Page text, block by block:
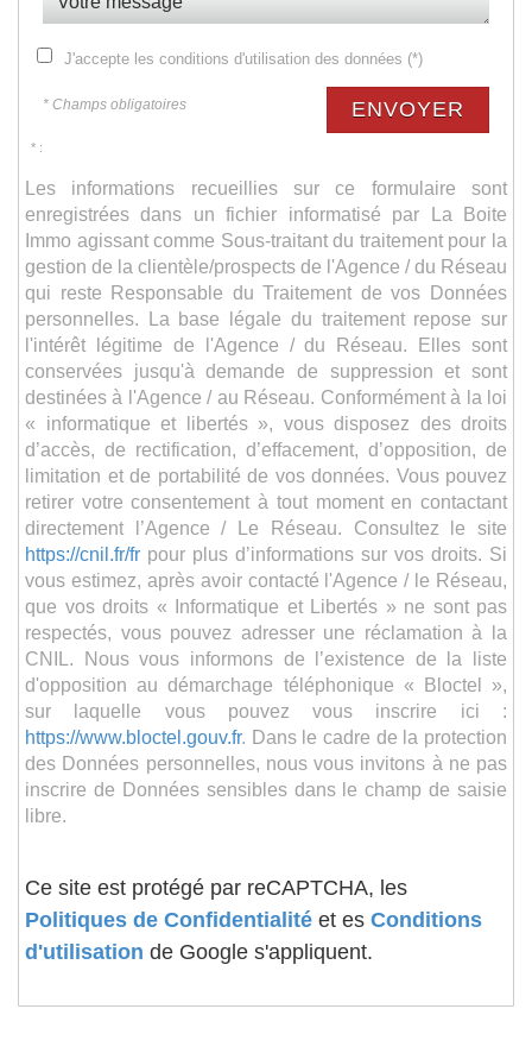
J'accepte les conditions d'utilisation des données (*)
* Champs obligatoires ENVOYER
* :
Les informations recueillies sur ce formulaire sont
enregistrées dans un fichier informatisé par La Boite
Immo agissant comme Sous-traitant du traitement pour la
gestion de la clientèle/prospects de l'Agence / du Réseau
qui reste Responsable du Traitement de vos Données
personnelles. La base légale du traitement repose sur
l'intérêt légitime de l'Agence / du Réseau. Elles sont
conservées jusqu'à demande de suppression et sont
destinées à l'Agence / au Réseau. Conformément à la loi
« informatique et libertés », vous disposez des droits
d’accès, de rectification, d’effacement, d’opposition, de
limitation et de portabilité de vos données. Vous pouvez
retirer votre consentement à tout moment en contactant
directement l’Agence / Le Réseau. Consultez le site
https://cnil.fr/fr pour plus d’informations sur vos droits. Si
vous estimez, après avoir contacté l'Agence / le Réseau,
que vos droits « Informatique et Libertés » ne sont pas
respectés, vous pouvez adresser une réclamation à la
CNIL. Nous vous informons de l’existence de la liste
d'opposition au démarchage téléphonique « Bloctel »,
sur laquelle vous pouvez vous inscrire ici :
https://www.bloctel.gouv.fr. Dans le cadre de la protection
des Données personnelles, nous vous invitons à ne pas
inscrire de Données sensibles dans le champ de saisie
libre.
Ce site est protégé par reCAPTCHA, les
Politiques de Confidentialité et es Conditions
d'utilisation de Google s'appliquent.